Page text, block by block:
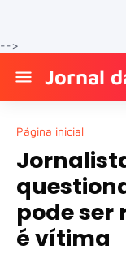
-->
Página inicial
pode ser
é vítima